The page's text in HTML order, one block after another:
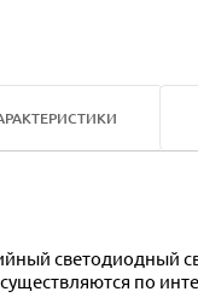
светодиодный
по